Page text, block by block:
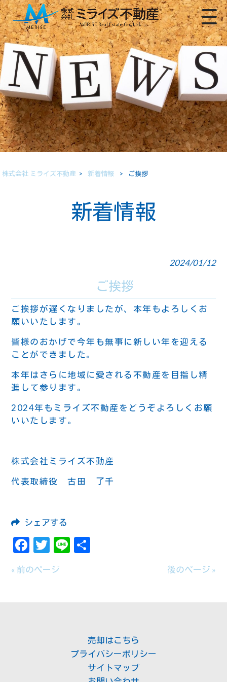
株式会社 ミライズ不動産 > 新着情報 > ご挨拶
新着情報
2024/01/12
ご挨拶
ご挨拶が遅くなりましたが、本年もよろしくお
願いいたします。
皆様のおかげで今年も無事に新しい年を迎える
ことができました。
本年はさらに地域に愛される不動産を目指し精
進して参ります。
2024年もミライズ不動産をどうぞよろしくお願
いいたします。
株式会社ミライズ不動産
代表取締役 古田 了千
シェアする
Facebook
Twitter
Line
« 前のページ 後のページ »
売却はこちら
プライバシーポリシー
サイトマップ